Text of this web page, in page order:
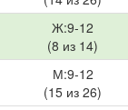
Ж:9-12
(8 из 14)
М:9-12
(15 из 26)